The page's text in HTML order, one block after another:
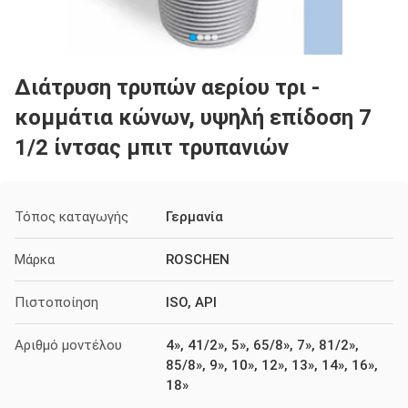
Διάτρυση τρυπών αερίου τρι -
κομμάτια κώνων, υψηλή επίδοση 7
1/2 ίντσας μπιτ τρυπανιών
Τόπος καταγωγής Γερμανία
Μάρκα ROSCHEN
Πιστοποίηση ISO, API
Αριθμό μοντέλου
4», 41/2», 5», 65/8», 7», 81/2»,
85/8», 9», 10», 12», 13», 14», 16»,
18»